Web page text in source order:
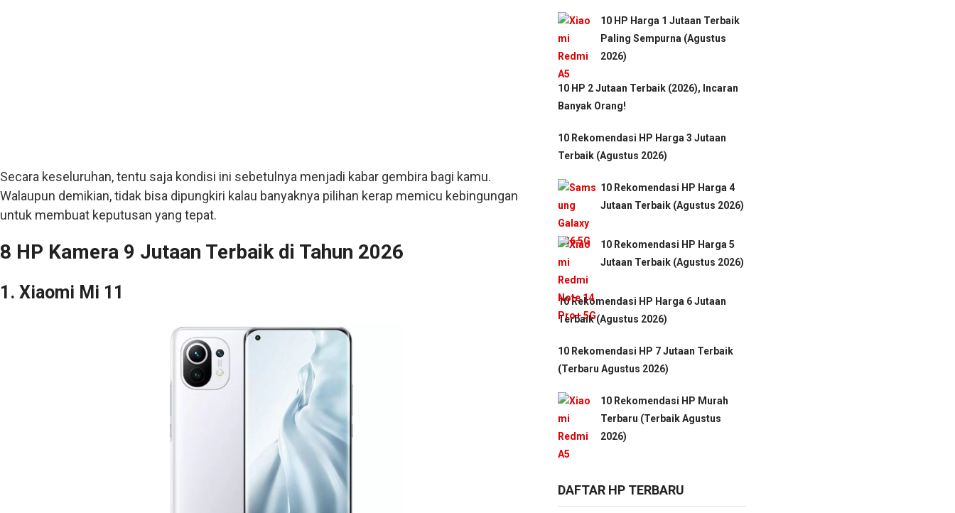
Secara keseluruhan, tentu saja kondisi ini sebetulnya menjadi kabar gembira bagi kamu.
Walaupun demikian, tidak bisa dipungkiri kalau banyaknya pilihan kerap memicu kebingungan
untuk membuat keputusan yang tepat.
8 HP Kamera 9 Jutaan Terbaik di Tahun 2026
1. Xiaomi Mi 11
10 HP Harga 1 Jutaan Terbaik
Paling Sempurna (Agustus
2026)
10 HP 2 Jutaan Terbaik (2026), Incaran
Banyak Orang!
10 Rekomendasi HP Harga 3 Jutaan
Terbaik (Agustus 2026)
10 Rekomendasi HP Harga 4
Jutaan Terbaik (Agustus 2026)
10 Rekomendasi HP Harga 5
Jutaan Terbaik (Agustus 2026)
10 Rekomendasi HP Harga 6 Jutaan
Terbaik (Agustus 2026)
10 Rekomendasi HP 7 Jutaan Terbaik
(Terbaru Agustus 2026)
10 Rekomendasi HP Murah
Terbaru (Terbaik Agustus
2026)
DAFTAR HP TERBARU